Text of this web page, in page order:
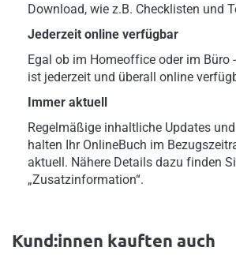
Download, wie z.B. Checklisten und
Jederzeit online verfügbar
Egal ob im Homeoffice oder im Büro
ist jederzeit und überall online
Immer aktuell
Regelmäßige inhaltliche Updates
halten Ihr OnlineBuch im
aktuell. Nähere Details dazu finden
„Zusatzinformation“.
Kund:innen kauften auch